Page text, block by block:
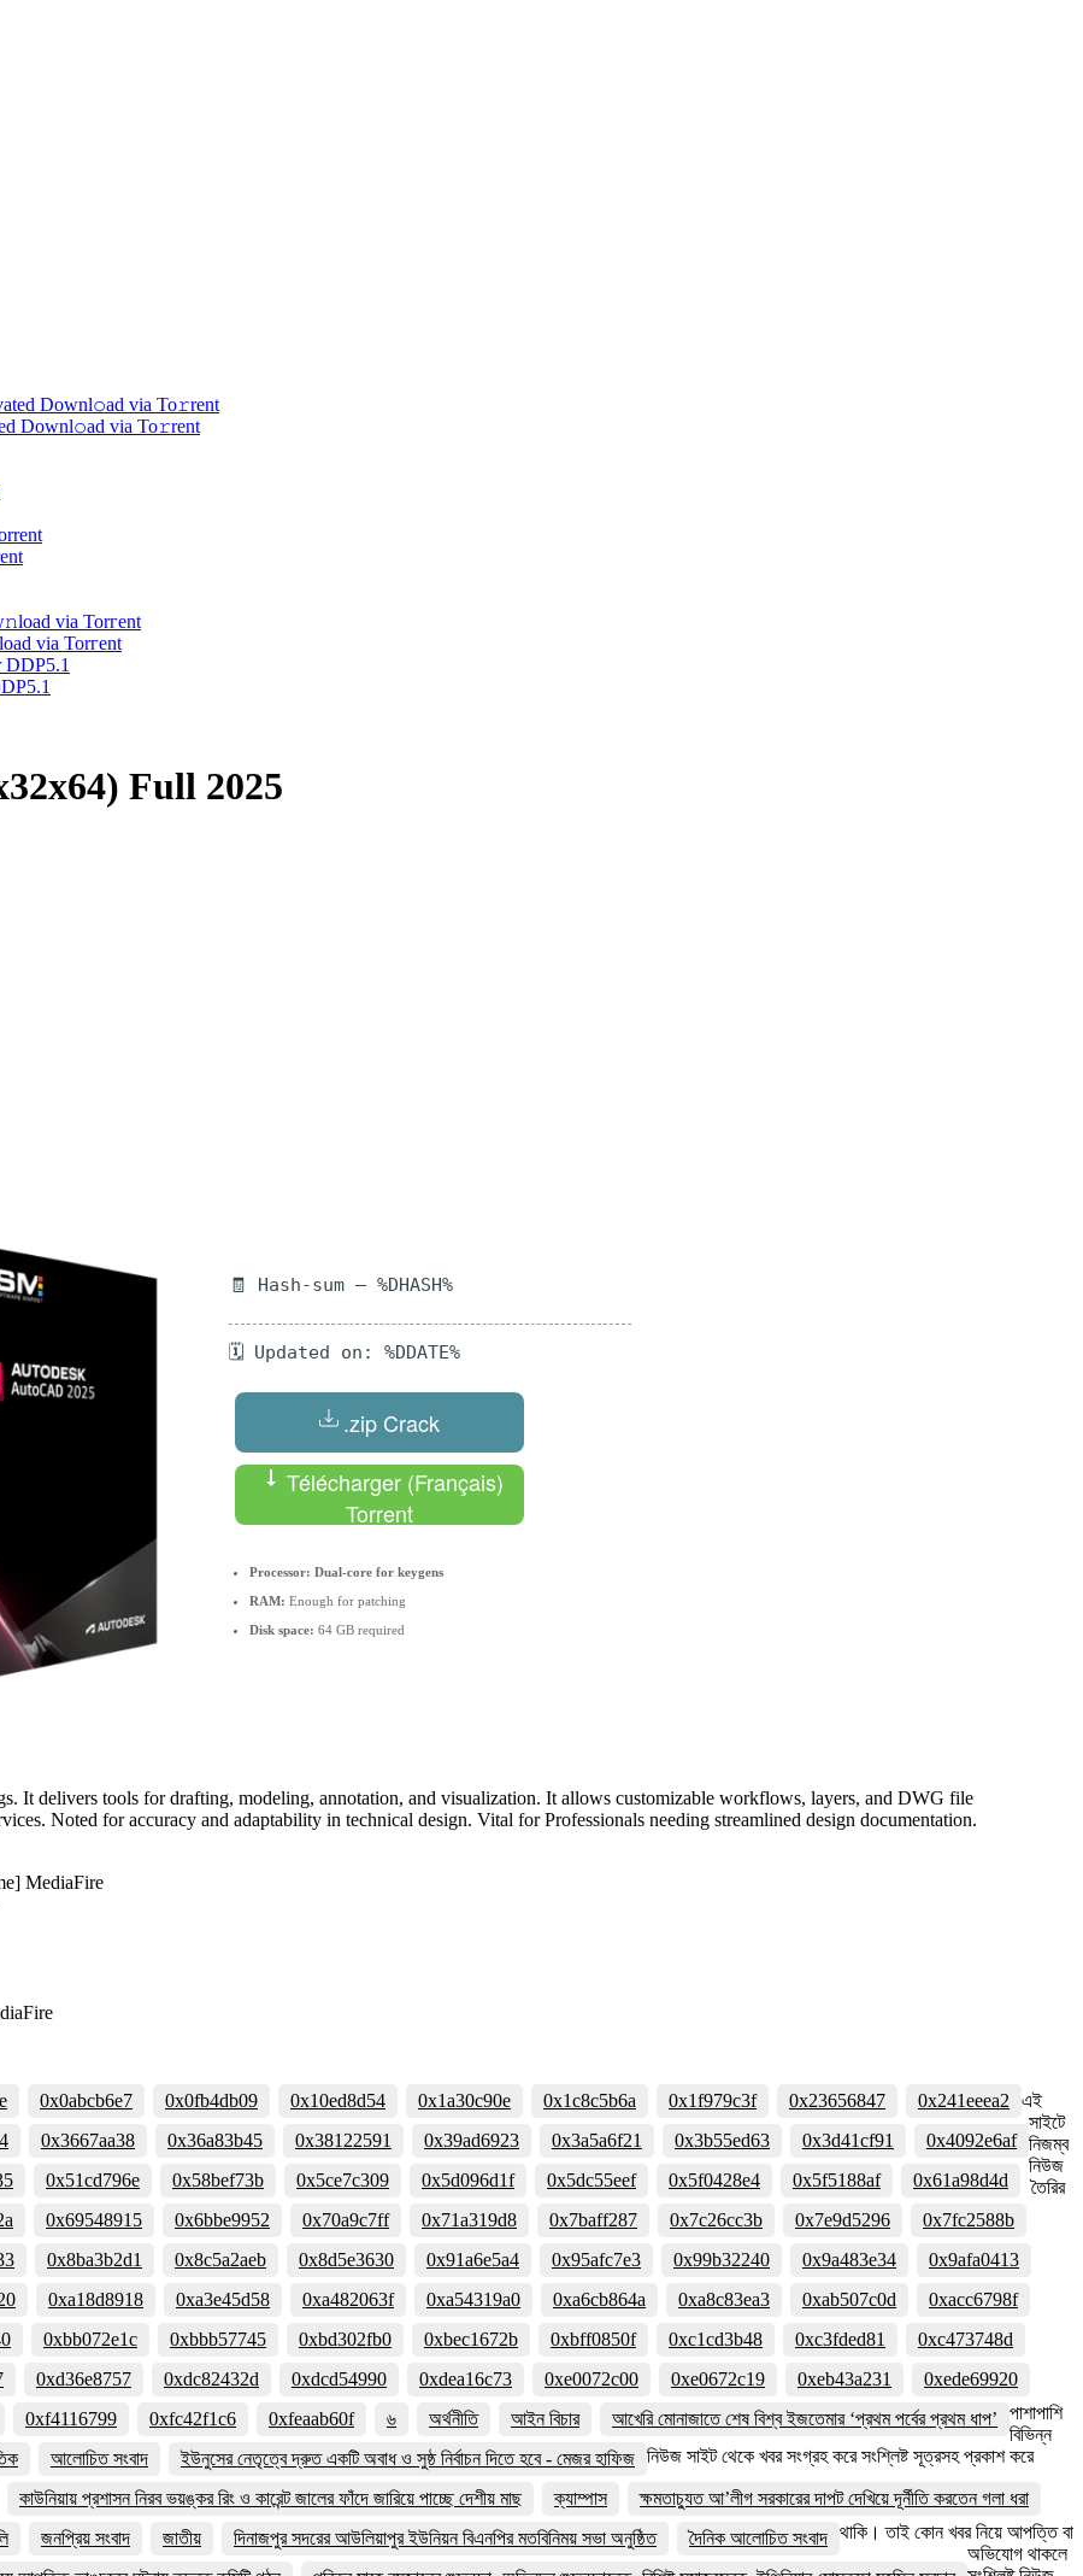
Downl𝚘ad via To𝚛rent
via Torгent
Full 2025
🧾 Hash-sum — %DHASH%
🗓 Updated on: %DDATE%
.zip Crack
Télécharger (Français)
Torrent
Processor: Dual-core for keygens
RAM: Enough for patching
Disk space: 64 GB required
It delivers tools for drafting, modeling, annotation, and visualization. It allows customizable workflows, layers, and DWG file
Noted for accuracy and adaptability in technical design. Vital for Professionals needing streamlined design documentation.
MediaFire
0x0abcb6e7 0x0fb4db09 0x10ed8d54 0x1a30c90e 0x1c8c5b6a 0x1f979c3f 0x23656847
0x241eeea2
0x3667aa38 0x36a83b45 0x38122591 0x39ad6923 0x3a5a6f21 0x3b55ed63 0x3d41cf91
0x4092e6af
0x51cd796e 0x58bef73b 0x5ce7c309 0x5d096d1f 0x5dc55eef 0x5f0428e4 0x5f5188af
0x61a98d4d
0x69548915 0x6bbe9952 0x70a9c7ff 0x71a319d8 0x7baff287 0x7c26cc3b 0x7e9d5296
0x7fc2588b
0x8ba3b2d1 0x8c5a2aeb 0x8d5e3630 0x91a6e5a4 0x95afc7e3 0x99b32240 0x9a483e34
0x9afa0413
0xa18d8918 0xa3e45d58 0xa482063f 0xa54319a0 0xa6cb864a 0xa8c83ea3 0xab507c0d
0xacc6798f
0xbb072e1c 0xbbb57745 0xbd302fb0 0xbec1672b 0xbff0850f 0xc1cd3b48 0xc3fded81
0xc473748d
0xd36e8757 0xdc82432d 0xdcd54990 0xdea16c73 0xe0072c00 0xe0672c19 0xeb43a231
0xede69920
0xf4116799 0xfc42f1c6 0xfeaab60f ৬ অর্থনীতি আইন বিচার
আখেরি মোনাজাতে শেষ বিশ্ব ইজতেমার ‘প্রথম পর্বের প্রথম ধাপ’
আলোচিত সংবাদ
ইউনুসের নেতৃত্বে দ্রুত একটি অবাধ ও সুষ্ঠ নির্বাচন দিতে হবে - মেজর হাফিজ
কাউনিয়ায় প্রশাসন নিরব ভয়ঙ্কর রিং ও কারেন্ট জালের ফাঁদে জারিয়ে পাচ্ছে দেশীয় মাছ ক্যাম্পাস
ক্ষমতাচ্যুত আ’লীগ সরকারের দাপট দেখিয়ে দূর্নীতি করতেন গলা ধরা
জনপ্রিয় সংবাদ জাতীয় দিনাজপুর সদরের আউলিয়াপুর ইউনিয়ন বিএনপির মতবিনিময় সভা অনুষ্ঠিত
দৈনিক আলোচিত সংবাদ
এই
সাইটে
নিজম্ব
নিউজ
তৈরির
পাশাপাশি
বিভিন্ন
নিউজ সাইট থেকে খবর সংগ্রহ করে সংশ্লিষ্ট সূত্রসহ প্রকাশ করে
থাকি। তাই কোন খবর নিয়ে আপত্তি বা
অভিযোগ থাকলে